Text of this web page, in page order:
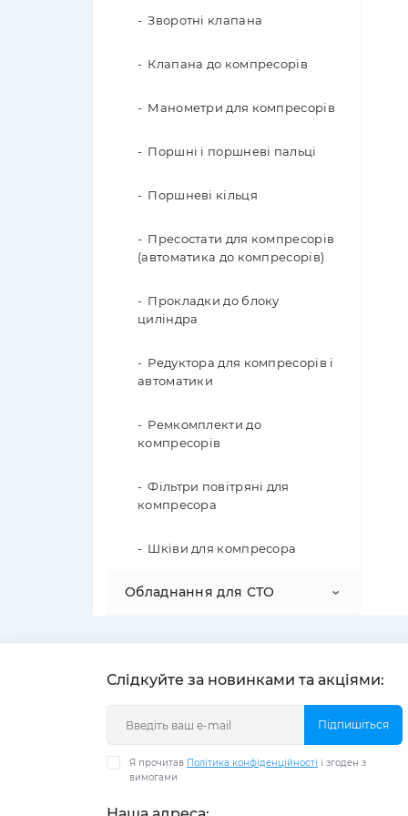
Зворотні клапана
Клапана до компресорів
Манометри для компресорів
Поршні і поршневі пальці
Поршневі кільця
Пресостати для компресорів
(автоматика до компресорів)
Прокладки до блоку
циліндра
Редуктора для компресорів і
автоматики
Ремкомплекти до
компресорів
Фільтри повітряні для
компресора
Шківи для компресора
Обладнання для СТО
Гвинтові домкрати
Підставки під автомобіль
Рейкові домкрати
Візки для інструментів
Лежаки та стільці
Прожектори
Слідкуйте за новинками та акціями:
Підпишіться
Я прочитав Політика конфіденційності і згоден з
вимогами